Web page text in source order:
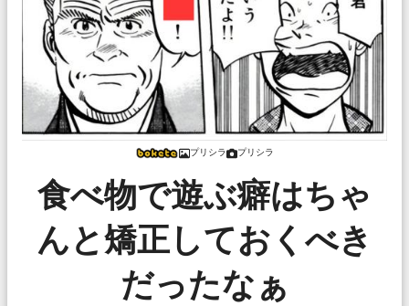
プリシラ プリシラ
食べ物で遊ぶ癖はちゃ
んと矯正しておくべき
だったなぁ